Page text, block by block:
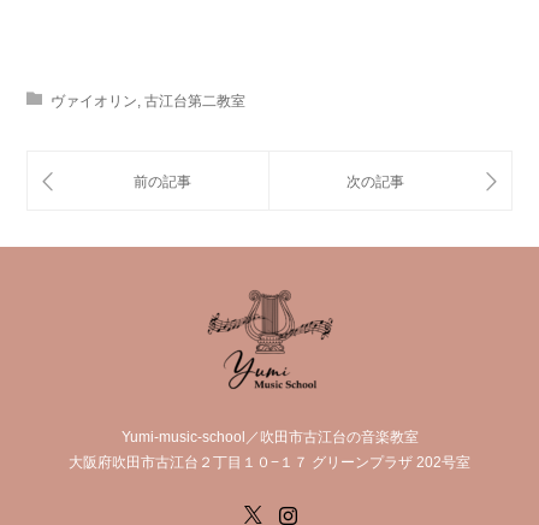
ヴァイオリン, 古江台第二教室
Yumi-music-school／吹田市古江台の音楽教室
大阪府吹田市古江台２丁目１０−１７ グリーンプラザ 202号室